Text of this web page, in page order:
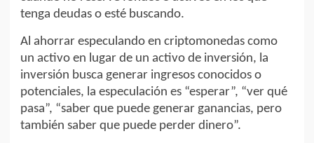
tenga deudas o esté buscando.
Al ahorrar especulando en criptomonedas como
un activo en lugar de un activo de inversión, la
inversión busca generar ingresos conocidos o
potenciales, la especulación es “esperar”, “ver qué
pasa”, “saber que puede generar ganancias, pero
también saber que puede perder dinero”.